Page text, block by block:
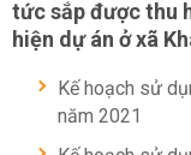
tức sắp được thu
hiện dự án ở xã
Kế hoạch sử
năm 2021